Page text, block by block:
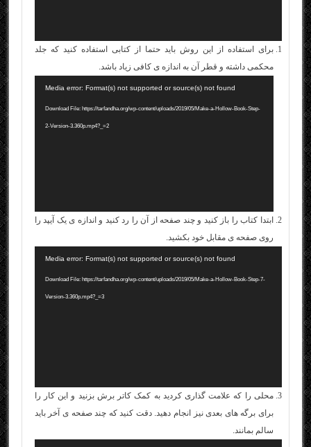
برای استفاده از این روش باید حتما از کتابی استفاده کنید که جلد
محکمی داشته و قطر آن به اندازه ی کافی زیاد باشد.
Media error: Format(s) not supported or source(s) not found
Download File: https://tarfandha.org/wp-content/uploads/2019/05/Make-a-Hollow-Book-Step-
2-Version-3.360p.mp4?_=2
ابتدا کتاب را باز کنید و چند صفحه از آن را رد کنید و اندازه ی یک آیپد را
روی صفحه ی مقابل خود بکشید.
Media error: Format(s) not supported or source(s) not found
Download File: https://tarfandha.org/wp-content/uploads/2019/05/Make-a-Hollow-Book-Step-7-
Version-3.360p.mp4?_=3
محلی را که علامت گذاری کردید به کمک کاتر برش بزنید و این کار را
برای برگه های بعدی نیز انجام دهید. دقت کنید که چند صفحه ی آخر باید
سالم بمانند.